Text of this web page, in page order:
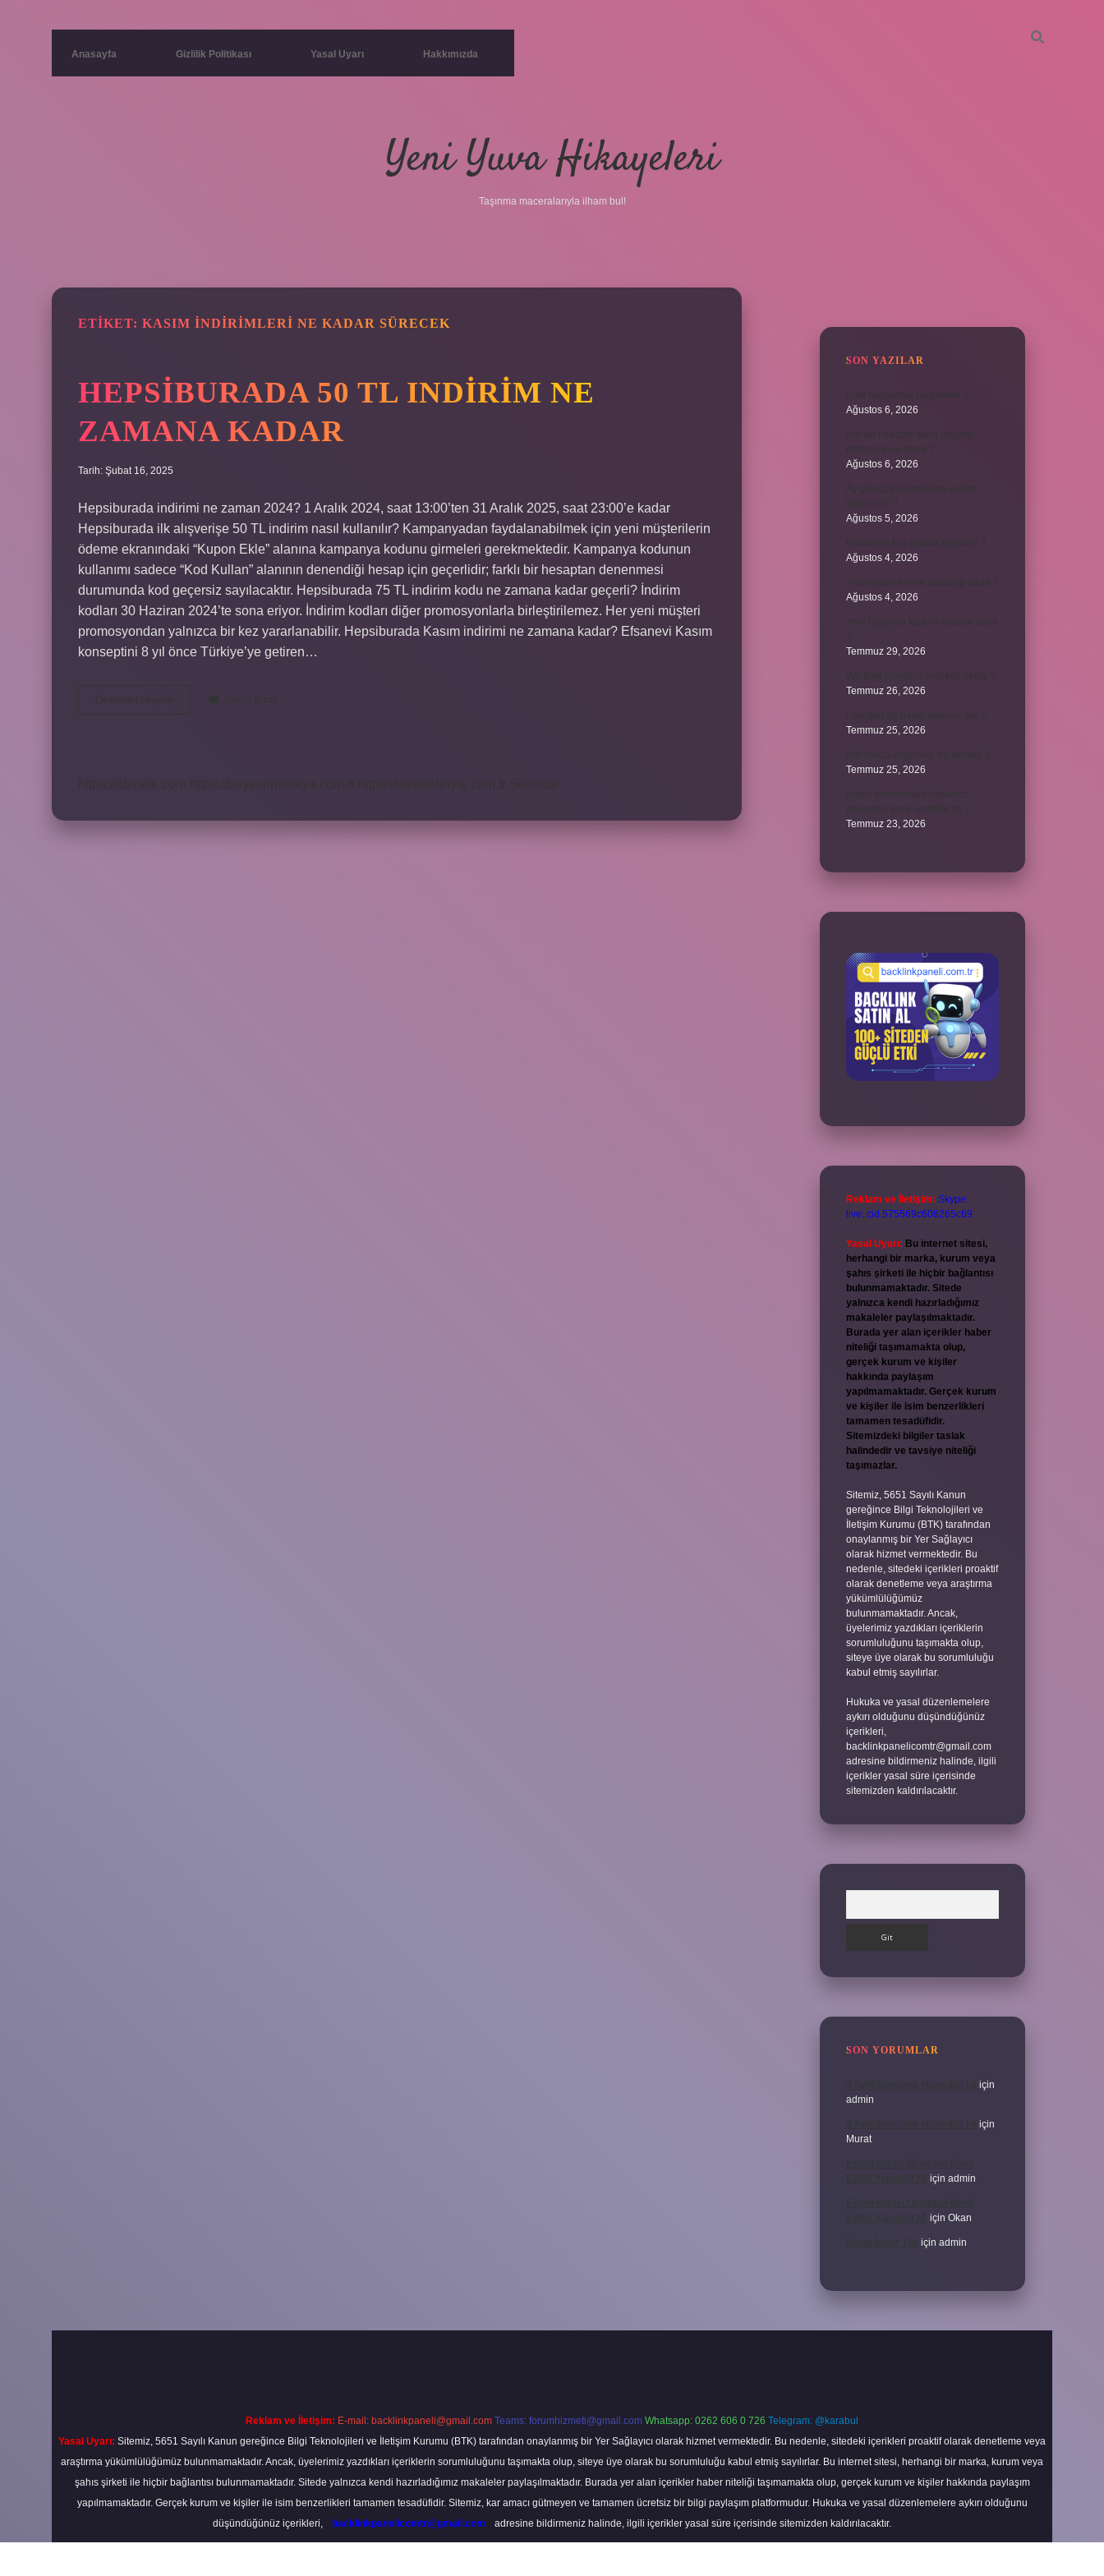
Anasayfa Gizlilik Politikası Yasal Uyarı Hakkımızda
Yeni Yuva Hikayeleri
Taşınma maceralarıyla ilham bul!
ETIKET: KASIM INDIRIMLERI NE KADAR SÜRECEK
HEPSIBURADA 50 TL INDIRIM NE
ZAMANA KADAR
Tarih: Şubat 16, 2025
Hepsiburada indirimi ne zaman 2024? 1 Aralık 2024, saat 13:00’ten 31 Aralık 2025, saat 23:00’e kadar
Hepsiburada ilk alışverişe 50 TL indirim nasıl kullanılır? Kampanyadan faydalanabilmek için yeni müşterilerin
ödeme ekranındaki “Kupon Ekle” alanına kampanya kodunu girmeleri gerekmektedir. Kampanya kodunun
kullanımı sadece “Kod Kullan” alanının denendiği hesap için geçerlidir; farklı bir hesaptan denenmesi
durumunda kod geçersiz sayılacaktır. Hepsiburada 75 TL indirim kodu ne zamana kadar geçerli? İndirim
kodları 30 Haziran 2024’te sona eriyor. İndirim kodları diğer promosyonlarla birleştirilemez. Her yeni müşteri
promosyondan yalnızca bir kez yararlanabilir. Hepsiburada Kasım indirimi ne zamana kadar? Efsanevi Kasım
konseptini 8 yıl önce Türkiye’ye getiren…
SON YAZILAR
Ağustos 6, 2026
Ağustos 6, 2026
Ağustos 5, 2026
Ağustos 4, 2026
Ağustos 4, 2026
Temmuz 29, 2026
Temmuz 26, 2026
Temmuz 25, 2026
Temmuz 25, 2026
Temmuz 23, 2026
Reklam ve İletişim: Skype:
live:.cid.575569c608265c69
Yasal Uyarı: Bu internet sitesi,
herhangi bir marka, kurum veya
şahıs şirketi ile hiçbir bağlantısı
bulunmamaktadır. Sitede
yalnızca kendi hazırladığımız
makaleler paylaşılmaktadır.
Burada yer alan içerikler haber
niteliği taşımamakta olup,
gerçek kurum ve kişiler
hakkında paylaşım
yapılmamaktadır. Gerçek kurum
ve kişiler ile isim benzerlikleri
tamamen tesadüfidir.
Sitemizdeki bilgiler taslak
halindedir ve tavsiye niteliği
taşımazlar.
Sitemiz, 5651 Sayılı Kanun
gereğince Bilgi Teknolojileri ve
İletişim Kurumu (BTK) tarafından
onaylanmış bir Yer Sağlayıcı
olarak hizmet vermektedir. Bu
nedenle, sitedeki içerikleri proaktif
olarak denetleme veya araştırma
yükümlülüğümüz
bulunmamaktadır. Ancak,
üyelerimiz yazdıkları içeriklerin
sorumluluğunu taşımakta olup,
siteye üye olarak bu sorumluluğu
kabul etmiş sayılırlar.
Hukuka ve yasal düzenlemelere
aykırı olduğunu düşündüğünüz
içerikleri,
backlinkpanelicomtr@gmail.com
adresine bildirmeniz halinde, ilgili
içerikler yasal süre içerisinde
sitemizden kaldırılacaktır.
SON YORUMLAR
3 Aylık Hamilelik Hissedilir Mi
için
admin
3 Aylık Hamilelik Hissedilir Mi için
Murat
Eşinin Rızası Olmadan Ikinci
Evlilik Yapabilir Mi için admin
Eşinin Rızası Olmadan Ikinci
Evlilik Yapabilir Mi için Okan
Haşat Nedir Tdk için admin
Reklam ve İletişim: E-mail: backlinkpaneli@gmail.com Teams: forumhizmeti@gmail.com Whatsapp: 0262 606 0 726 Telegram: @karabul
Yasal Uyarı: Sitemiz, 5651 Sayılı Kanun gereğince Bilgi Teknolojileri ve İletişim Kurumu (BTK) tarafından onaylanmış bir Yer Sağlayıcı olarak hizmet vermektedir. Bu nedenle, sitedeki içerikleri proaktif olarak denetleme veya
araştırma yükümlülüğümüz bulunmamaktadır. Ancak, üyelerimiz yazdıkları içeriklerin sorumluluğunu taşımakta olup, siteye üye olarak bu sorumluluğu kabul etmiş sayılırlar. Bu internet sitesi, herhangi bir marka, kurum veya
şahıs şirketi ile hiçbir bağlantısı bulunmamaktadır. Sitede yalnızca kendi hazırladığımız makaleler paylaşılmaktadır. Burada yer alan içerikler haber niteliği taşımamakta olup, gerçek kurum ve kişiler hakkında paylaşım
yapılmamaktadır. Gerçek kurum ve kişiler ile isim benzerlikleri tamamen tesadüfidir. Sitemiz, kar amacı gütmeyen ve tamamen ücretsiz bir bilgi paylaşım platformudur. Hukuka ve yasal düzenlemelere aykırı olduğunu
düşündüğünüz içerikleri,
backlinkpanelicomtr@gmail.com adresine bildirmeniz halinde, ilgili içerikler yasal süre içerisinde sitemizden kaldırılacaktır.